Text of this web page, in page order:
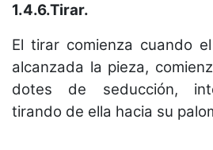
1.4.6.Tirar.
El tirar comienza cuando
alcanzada la pieza,
dotes de seducción,
tirando de ella hacia su